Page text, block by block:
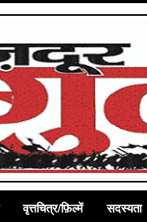
वृत्तचित्र/फ़िल्में सदस्यता